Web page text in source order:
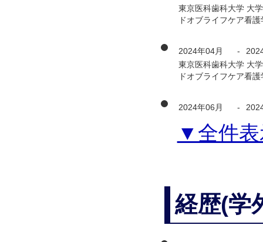
東京医科歯科大学 大
ドオブライフケア看
2024年04月 -
東京医科歯科大学 大
ドオブライフケア看
2024年06月 -
▼全件表
経歴(学